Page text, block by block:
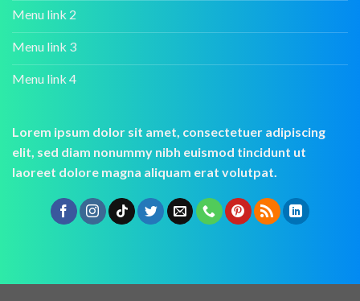
Menu link 2
Menu link 3
Menu link 4
Lorem ipsum dolor sit amet, consectetuer adipiscing
elit, sed diam nonummy nibh euismod tincidunt ut
laoreet dolore magna aliquam erat volutpat.